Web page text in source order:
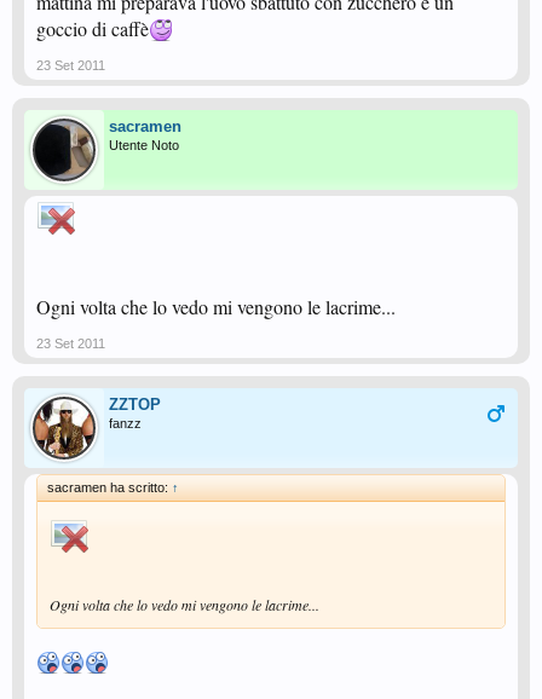
goccio di caffè
23 Set 2011
sacramen
Utente Noto
Ogni volta che lo vedo mi vengono le lacrime...
23 Set 2011
ZZTOP
fanzz
sacramen ha scritto: ↑
Ogni volta che lo vedo mi vengono le lacrime...